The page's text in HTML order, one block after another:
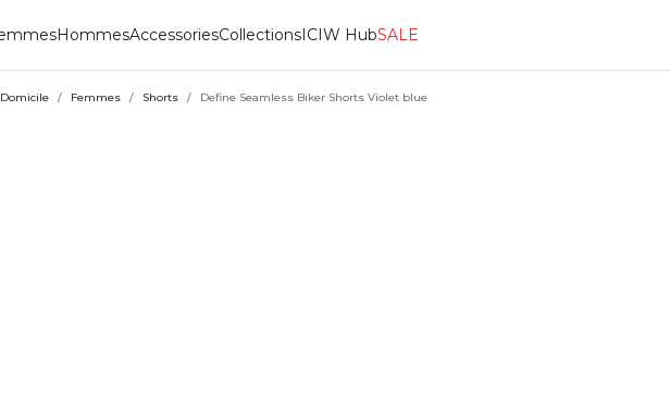
HommesAccessoriesCollectionsICIW HubSALE
Domicile / Femmes / Shorts / Define Seamless Biker Shorts Violet blue